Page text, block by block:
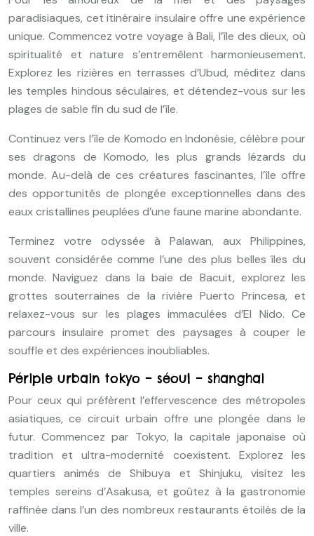
paradisiaques, cet itinéraire insulaire offre une expérience
unique. Commencez votre voyage à Bali, l’île des dieux, où
spiritualité et nature s’entremêlent harmonieusement.
Explorez les rizières en terrasses d’Ubud, méditez dans
les temples hindous séculaires, et détendez-vous sur les
plages de sable fin du sud de l’île.
Continuez vers l’île de Komodo en Indonésie, célèbre pour
ses dragons de Komodo, les plus grands lézards du
monde. Au-delà de ces créatures fascinantes, l’île offre
des opportunités de plongée exceptionnelles dans des
eaux cristallines peuplées d’une faune marine abondante.
Terminez votre odyssée à Palawan, aux Philippines,
souvent considérée comme l’une des plus belles îles du
monde. Naviguez dans la baie de Bacuit, explorez les
grottes souterraines de la rivière Puerto Princesa, et
relaxez-vous sur les plages immaculées d’El Nido. Ce
parcours insulaire promet des paysages à couper le
souffle et des expériences inoubliables.
Périple urbain tokyo – séoul – shanghai
Pour ceux qui préfèrent l’effervescence des métropoles
asiatiques, ce circuit urbain offre une plongée dans le
futur. Commencez par Tokyo, la capitale japonaise où
tradition et ultra-modernité coexistent. Explorez les
quartiers animés de Shibuya et Shinjuku, visitez les
temples sereins d’Asakusa, et goûtez à la gastronomie
raffinée dans l’un des nombreux restaurants étoilés de la
ville.